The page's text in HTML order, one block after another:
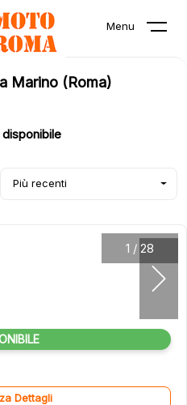
Menu
Marino (Roma)
Più recenti
1 / 28
Dettagli